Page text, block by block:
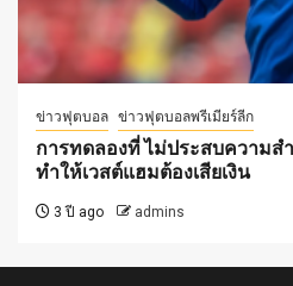
ข่าวฟุตบอล ข่าวฟุตบอลพรีเมียร์ลีก
การทดลองที่ ไม่ประสบความส
ทำให้เวสต์แฮมต้องเสียเงิน
3 ปี ago admins